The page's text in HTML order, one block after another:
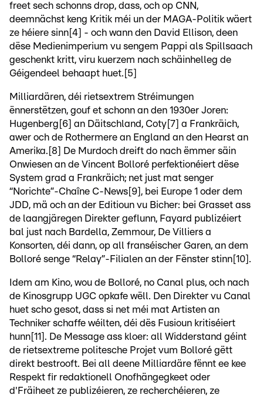
freet sech schonns drop, dass, och op CNN,
deemnächst keng Kritik méi un der MAGA-Politik wäert
ze héiere sinn[4] - och wann den David Ellison, deen
dëse Medienimperium vu sengem Pappi als Spillsaach
geschenkt kritt, viru kuerzem nach schäinhelleg de
Géigendeel behaapt huet.[5]
Milliardären, déi rietsextrem Stréimungen
ënnerstëtzen, gouf et schonn an den 1930er Joren:
Hugenberg[6] an Däitschland, Coty[7] a Frankräich,
awer och de Rothermere an England an den Hearst an
Amerika.[8] De Murdoch dreift do nach ëmmer säin
Onwiesen an de Vincent Bolloré perfektionéiert dëse
System grad a Frankräich; net just mat senger
“Norichte”-Chaîne C-News[9], bei Europe 1 oder dem
JDD, mä och an der Editioun vu Bicher: bei Grasset ass
de laangjäregen Direkter geflunn, Fayard publizéiert
bal just nach Bardella, Zemmour, De Villiers a
Konsorten, déi dann, op all franséischer Garen, an dem
Bolloré senge “Relay”-Filialen an der Fënster stinn[10].
Idem am Kino, wou de Bolloré, no Canal plus, och nach
de Kinosgrupp UGC opkafe wëll. Den Direkter vu Canal
huet scho gesot, dass si net méi mat Artisten an
Techniker schaffe wéilten, déi dës Fusioun kritiséiert
hunn[11]. De Message ass kloer: all Widderstand géint
de rietsextreme politesche Projet vum Bolloré gëtt
direkt bestrooft. Bei all deene Milliardäre fënnt ee kee
Respekt fir redaktionell Onofhängegkeet oder
d'Fräiheet ze publizéieren, ze recherchéieren, ze